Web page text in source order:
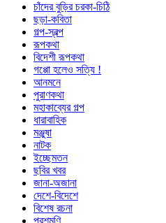
চাঁদের বুড়ির চরকা-চিঠি
ছড়া-কবিতা
গল্প-স্বল্প
রূপকথা
বিদেশী রূপকথা
গপ্পো হলেও সত্যি !
আনমনে
পুরাণকথা
মহাকাব্যের গল্প
ধারাবাহিক
মঞ্জুষা
নাটক
ইচ্ছেমতন
ছবির খবর
জানা-অজানা
দেশে-বিদেশে
বিশেষ রচনা